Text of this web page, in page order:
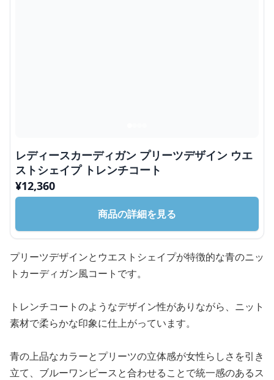
レディースカーディガン プリーツデザイン ウエ
ストシェイプ トレンチコート
¥12,360
商品の詳細を見る
プリーツデザインとウエストシェイプが特徴的な青のニッ
トカーディガン風コートです。
トレンチコートのようなデザイン性がありながら、ニット
素材で柔らかな印象に仕上がっています。
青の上品なカラーとプリーツの立体感が女性らしさを引き
立て、ブルーワンピースと合わせることで統一感のあるス